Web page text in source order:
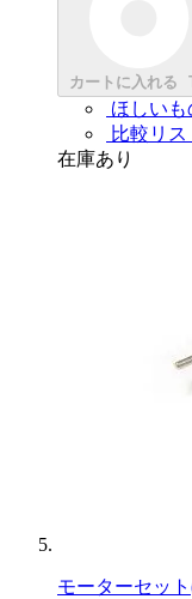
カートに入れる
ほしい
比較リ
在庫あり
モーターセッ